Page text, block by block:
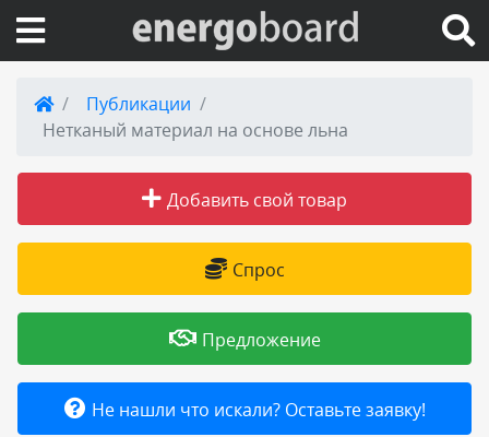
Вход на сайт
Публикации
Товары и услуги
Публикации
Нетканый материал на основе льна
Добавить свой товар
Спрос
Предложение
Не нашли что искали? Оставьте заявку!